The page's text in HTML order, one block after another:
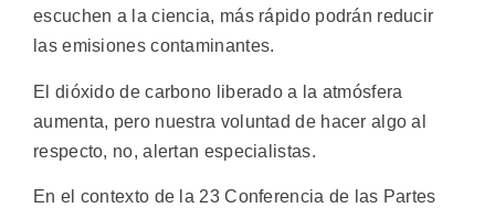
escuchen a la ciencia, más rápido podrán reducir
las emisiones contaminantes.
El dióxido de carbono liberado a la atmósfera
aumenta, pero nuestra voluntad de hacer algo al
respecto, no, alertan especialistas.
En el contexto de la 23 Conferencia de las Partes